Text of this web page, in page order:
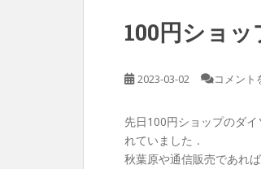
100円ショ
2023-03-02 コメント
先日100円ショップのダ
れていました．
秋葉原や通信販売であれ